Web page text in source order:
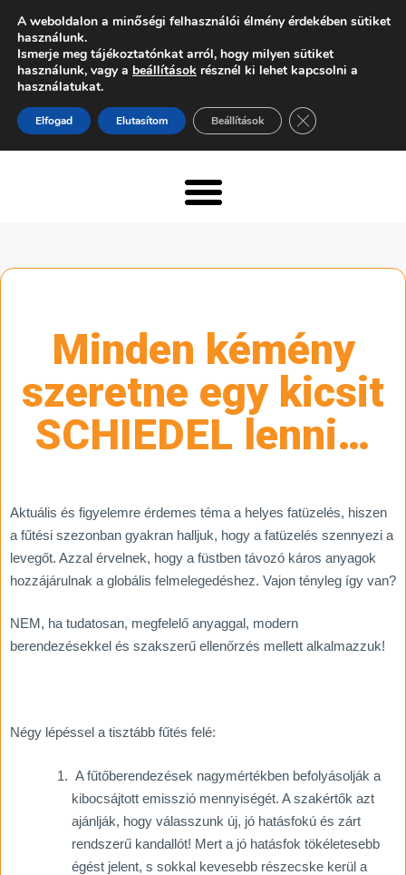
Minden kémény
szeretne egy kicsit
SCHIEDEL lenni…
Aktuális és figyelemre érdemes téma a helyes fatüzelés, hiszen
a fűtési szezonban gyakran halljuk, hogy a fatüzelés szennyezi a
levegőt. Azzal érvelnek, hogy a füstben távozó káros anyagok
hozzájárulnak a globális felmelegedéshez. Vajon tényleg így van?
NEM, ha tudatosan, megfelelő anyaggal, modern
berendezésekkel és szakszerű ellenőrzés mellett alkalmazzuk!
Négy lépéssel a tisztább fűtés felé:
A fűtőberendezések nagymértékben befolyásolják a
kibocsájtott emisszió mennyiségét. A szakértők azt
ajánlják, hogy válasszunk új, jó hatásfokú és zárt
rendszerű kandallót! Mert a jó hatásfok tökéletesebb
égést jelent, s sokkal kevesebb részecske kerül a
A weboldalon a minőségi felhasználói élmény érdekében sütiket
használunk.
Ismerje meg tájékoztatónkat arról, hogy milyen sütiket
használunk, vagy a beállítások résznél ki lehet kapcsolni a
használatukat.
Elfogad Elutasítom Beállítások Close GDPR